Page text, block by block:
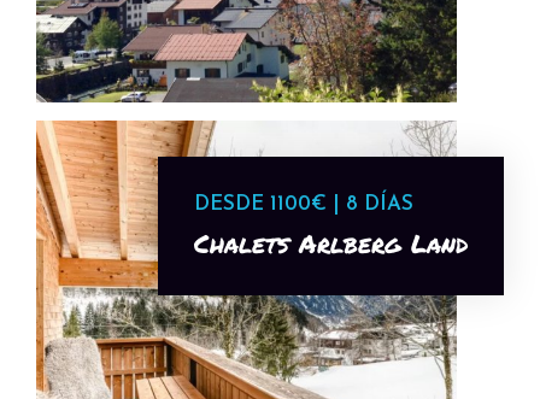
DESDE 1100€ | 8 DÍAS
Chalets Arlberg Land